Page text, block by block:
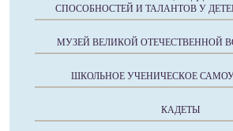
СПОСОБНОСТЕЙ И ТАЛАНТОВ У
МУЗЕЙ ВЕЛИКОЙ ОТЕЧЕСТВЕННОЙ
ШКОЛЬНОЕ УЧЕНИЧЕСКОЕ
КАДЕТЫ